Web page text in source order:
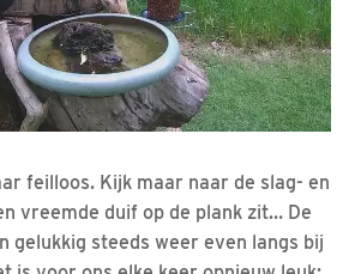
feilloos. Kijk maar naar de slag- en
vreemde duif op de plank zit… De
gelukkig steeds weer even langs bij